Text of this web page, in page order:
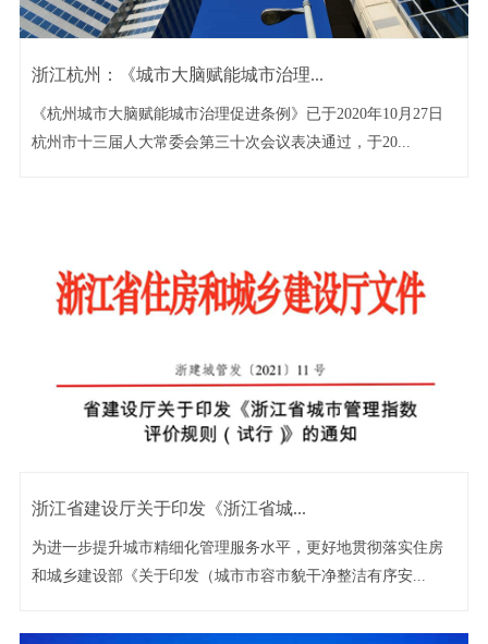
浙江杭州：《城市大脑赋能城市治理...
《杭州城市大脑赋能城市治理促进条例》已于2020年10月27日
杭州市十三届人大常委会第三十次会议表决通过，于20...
浙江省建设厅关于印发《浙江省城...
为进一步提升城市精细化管理服务水平，更好地贯彻落实住房
和城乡建设部《关于印发（城市市容市貌干净整洁有序安...